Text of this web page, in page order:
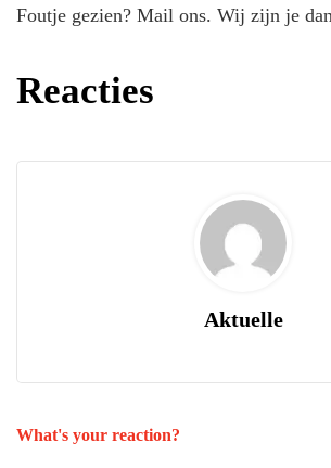
Foutje gezien? Mail ons. Wij zijn je
Reacties
Aktuelle
What's your reaction?